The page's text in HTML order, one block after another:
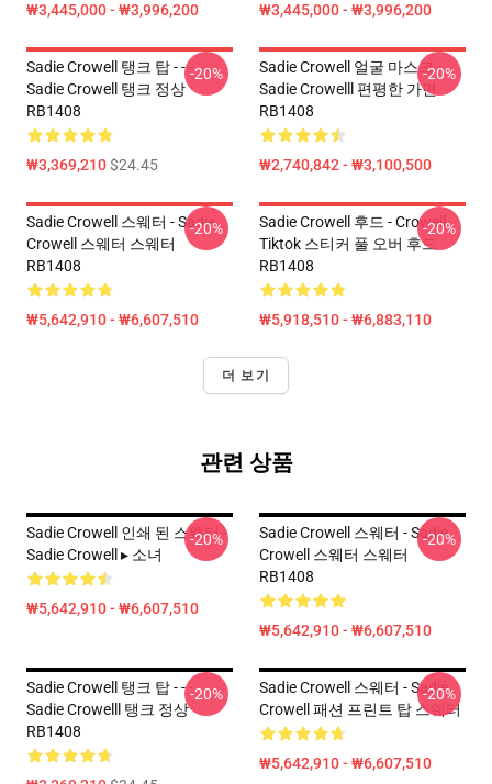
₩3,445,000 - ₩3,996,200 ₩3,445,000 - ₩3,996,200
Sadie Crowell 탱크 탑 - - -
Sadie Crowell 탱크 정상
RB1408
₩3,369,210$24.45
-20%
Sadie Crowell 얼굴 마스크 -
Sadie Crowelll 편평한 가면
RB1408
₩2,740,842 - ₩3,100,500
-20%
Sadie Crowell 스웨터 - Sadie
Crowell 스웨터 스웨터
RB1408
₩5,642,910 - ₩6,607,510
-20%
Sadie Crowell 후드 - Crowell
Tiktok 스티커 풀 오버 후드
RB1408
₩5,918,510 - ₩6,883,110
-20%
더 보기
관련 상품
Sadie Crowell 인쇄 된 스웨터 -
Sadie Crowell ▸ 소녀
₩5,642,910 - ₩6,607,510
-20%
Sadie Crowell 스웨터 - Sadie
Crowell 스웨터 스웨터
RB1408
₩5,642,910 - ₩6,607,510
-20%
Sadie Crowell 탱크 탑 - - -
Sadie Crowelll 탱크 정상
RB1408
-20%
Sadie Crowell 스웨터 - Sadie
Crowell 패션 프린트 탑 스웨터
₩5,642,910 - ₩6,607,510
-20%